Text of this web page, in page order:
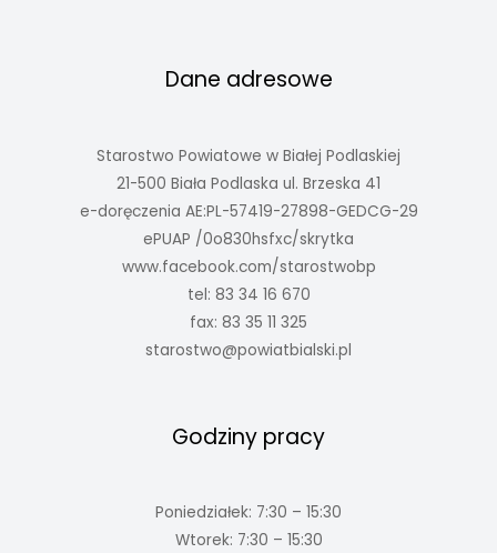
Dane adresowe
Starostwo Powiatowe w Białej Podlaskiej
21-500 Biała Podlaska ul. Brzeska 41
e-doręczenia AE:PL-57419-27898-GEDCG-29
ePUAP /0o830hsfxc/skrytka
www.facebook.com/starostwobp
tel: 83 34 16 670
fax: 83 35 11 325
starostwo@powiatbialski.pl
Godziny pracy
Poniedziałek: 7:30 – 15:30
Wtorek: 7:30 – 15:30